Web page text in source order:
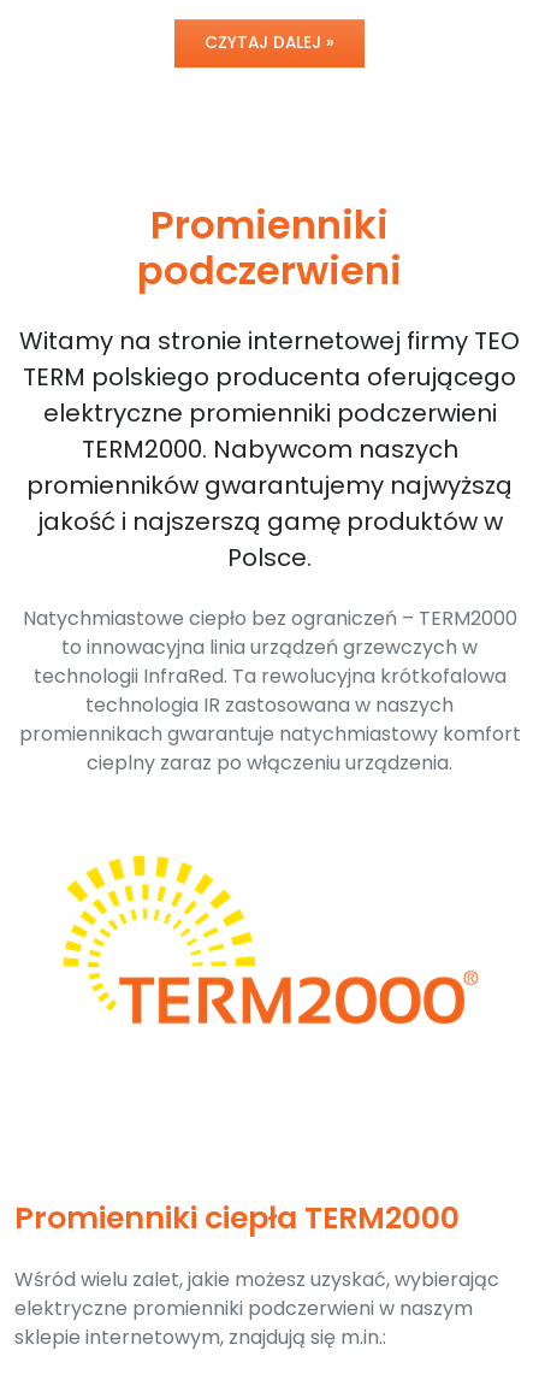
CZYTAJ DALEJ »
Promienniki
podczerwieni
Witamy na stronie internetowej firmy TEO
TERM polskiego producenta oferującego
elektryczne promienniki podczerwieni
TERM2000. Nabywcom naszych
promienników gwarantujemy najwyższą
jakość i najszerszą gamę produktów w
Polsce.
Natychmiastowe ciepło bez ograniczeń – TERM2000
to innowacyjna linia urządzeń grzewczych w
technologii InfraRed. Ta rewolucyjna krótkofalowa
technologia IR zastosowana w naszych
promiennikach gwarantuje natychmiastowy komfort
cieplny zaraz po włączeniu urządzenia.
Promienniki ciepła TERM2000
Wśród wielu zalet, jakie możesz uzyskać, wybierając
elektryczne promienniki podczerwieni w naszym
sklepie internetowym, znajdują się m.in.: